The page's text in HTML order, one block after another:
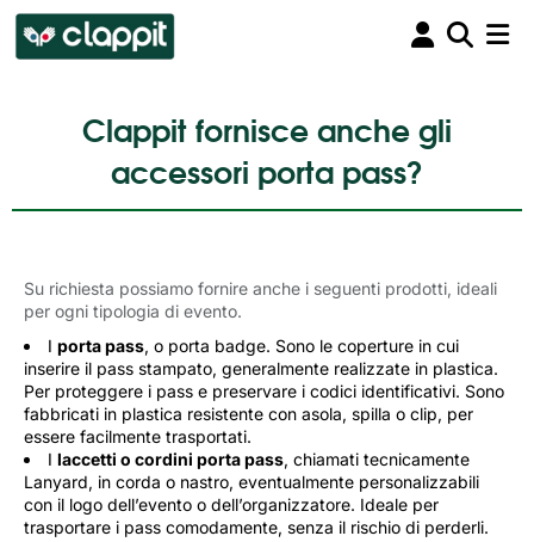
Clappit fornisce anche gli
accessori porta pass?
Su richiesta possiamo fornire anche i seguenti prodotti, ideali
per ogni tipologia di evento.
I porta pass, o porta badge. Sono le coperture in cui
inserire il pass stampato, generalmente realizzate in plastica.
Per proteggere i pass e preservare i codici identificativi. Sono
fabbricati in plastica resistente con asola, spilla o clip, per
essere facilmente trasportati.
I laccetti o cordini porta pass, chiamati tecnicamente
Lanyard, in corda o nastro, eventualmente personalizzabili
con il logo dell’evento o dell’organizzatore. Ideale per
trasportare i pass comodamente, senza il rischio di perderli.